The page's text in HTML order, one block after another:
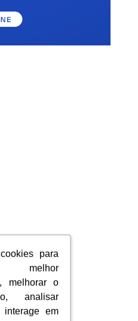
para
melhor
melhorar o
analisar
interage em
para
melhor
melhorar o
analisar
interage em